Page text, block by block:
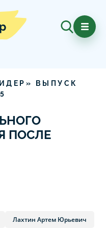
ВЫПУСК
ПОСЛЕ
Лахтин Артем Юрьевич